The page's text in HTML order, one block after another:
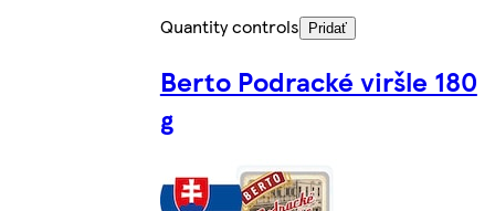
Quantity controls
Pridať
Berto Podracké viršle 180
g